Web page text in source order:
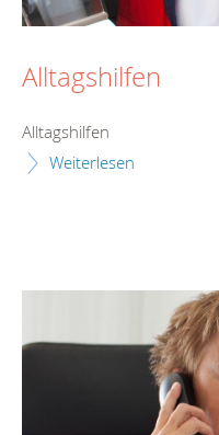
Alltagshilfen
Alltagshilfen
Weiterlesen